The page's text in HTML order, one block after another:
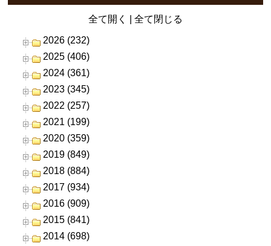
全て開く 全て閉じる
2026 (232)
2025 (406)
2024 (361)
2023 (345)
2022 (257)
2021 (199)
2020 (359)
2019 (849)
2018 (884)
2017 (934)
2016 (909)
2015 (841)
2014 (698)